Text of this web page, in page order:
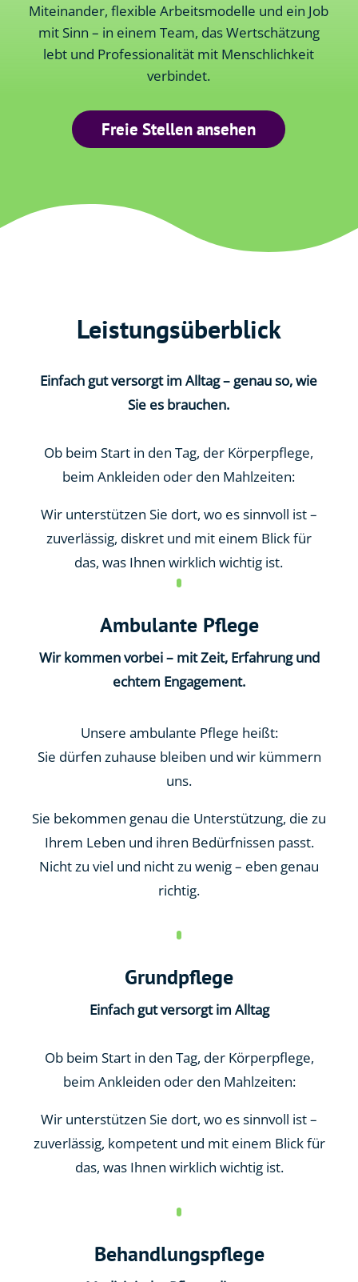
Miteinander, flexible Arbeitsmodelle und ein Job
mit Sinn – in einem Team, das Wertschätzung
lebt und Professionalität mit Menschlichkeit
verbindet.
Freie Stellen ansehen
Leistungsüberblick
Einfach gut versorgt im Alltag – genau so, wie
Sie es brauchen.
Ob beim Start in den Tag, der Körperpflege,
beim Ankleiden oder den Mahlzeiten:
Wir unterstützen Sie dort, wo es sinnvoll ist –
zuverlässig, diskret und mit einem Blick für
das, was Ihnen wirklich wichtig ist.
Ambulante Pflege
Wir kommen vorbei – mit Zeit, Erfahrung und
echtem Engagement.
Unsere ambulante Pflege heißt:
Sie dürfen zuhause bleiben und wir kümmern
uns.
Sie bekommen genau die Unterstützung, die zu
Ihrem Leben und ihren Bedürfnissen passt.
Nicht zu viel und nicht zu wenig – eben genau
richtig.
Grundpflege
Einfach gut versorgt im Alltag
Ob beim Start in den Tag, der Körperpflege,
beim Ankleiden oder den Mahlzeiten:
Wir unterstützen Sie dort, wo es sinnvoll ist –
zuverlässig, kompetent und mit einem Blick für
das, was Ihnen wirklich wichtig ist.
Behandlungspflege